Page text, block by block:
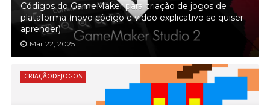
Códigos do GameMaker para criação de jogos de
plataforma (novo código e vídeo explicativo se quiser
aprender)
Mar 22, 2025
CRIAÇÃODEJOGOS